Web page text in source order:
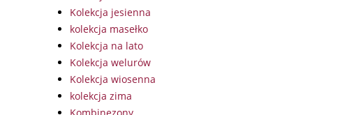
Kolekcja jesienna
kolekcja masełko
Kolekcja na lato
Kolekcja welurów
Kolekcja wiosenna
kolekcja zima